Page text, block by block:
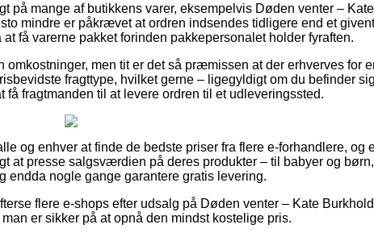
på mange af butikkens varer, eksempelvis Døden venter – Kate
mindre er påkrævet at ordren indsendes tidligere end et givent
få varerne pakket forinden pakkepersonalet holder fyraften.
men tit er det så præmissen at der erhverves for
fragttype, hvilket gerne – ligegyldigt om du befinder sig
fragtmanden til at levere ordren til et udleveringssted.
og enhver at finde de bedste priser fra flere e-forhandlere, og
at presse salgsværdien på deres produkter – til babyer og
endda nogle gange garantere gratis levering.
flere e-shops efter udsalg på Døden venter – Kate
er sikker på at opnå den mindst kostelige pris.